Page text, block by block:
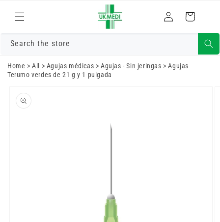
directamente
al contenido
Iniciar
sesión
Carrito
Search the store
Home >All > Agujas médicas >Agujas - Sin jeringas >Agujas
Terumo verdes de 21 g y 1 pulgada
Ir
a la
información